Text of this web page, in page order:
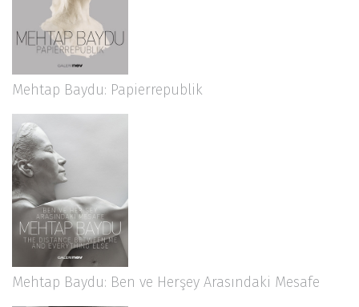
Mehtap Baydu: Papierrepublik
Mehtap Baydu: Ben ve Herşey Arasındaki Mesafe